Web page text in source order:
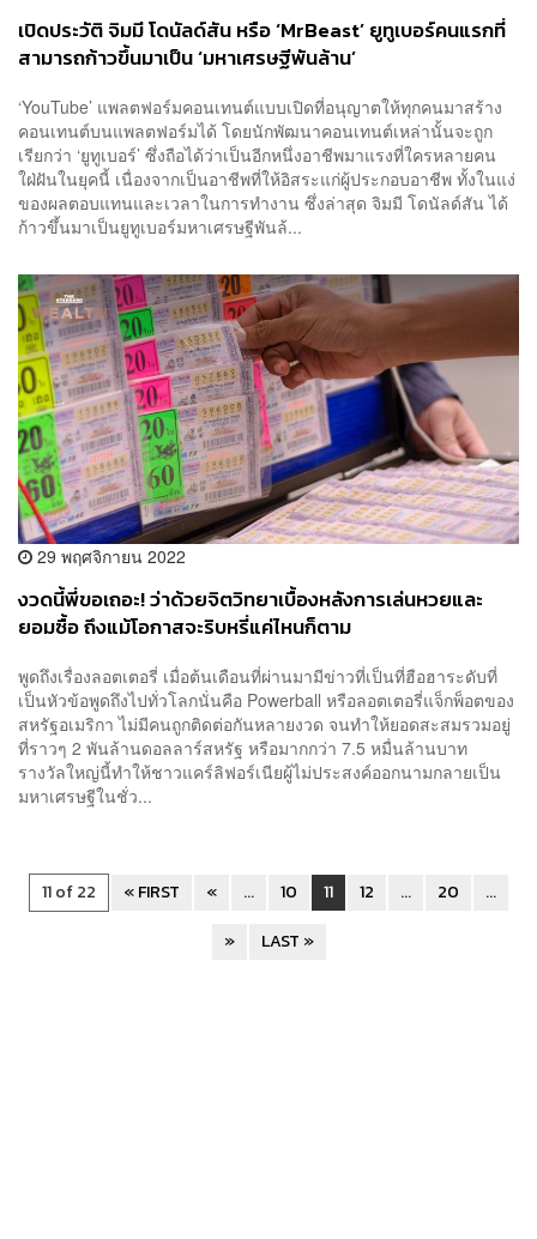
เปิดประวัติ จิมมี โดนัลด์สัน หรือ ‘MrBeast’ ยูทูเบอร์คนแรกที่
สามารถก้าวขึ้นมาเป็น ‘มหาเศรษฐีพันล้าน’
‘YouTube’ แพลตฟอร์มคอนเทนต์แบบเปิดที่อนุญาตให้ทุกคนมาสร้าง
คอนเทนต์บนแพลตฟอร์มได้ โดยนักพัฒนาคอนเทนต์เหล่านั้นจะถูก
เรียกว่า ‘ยูทูเบอร์’ ซึ่งถือได้ว่าเป็นอีกหนึ่งอาชีพมาแรงที่ใครหลายคน
ใฝ่ฝันในยุคนี้ เนื่องจากเป็นอาชีพที่ให้อิสระแก่ผู้ประกอบอาชีพ ทั้งในแง่
ของผลตอบแทนและเวลาในการทำงาน ซึ่งล่าสุด จิมมี โดนัลด์สัน ได้
ก้าวขึ้นมาเป็นยูทูเบอร์มหาเศรษฐีพันล้...
29 พฤศจิกายน 2022
งวดนี้พี่ขอเถอะ! ว่าด้วยจิตวิทยาเบื้องหลังการเล่นหวยและ
ยอมซื้อ ถึงแม้โอกาสจะริบหรี่แค่ไหนก็ตาม
พูดถึงเรื่องลอตเตอรี่ เมื่อต้นเดือนที่ผ่านมามีข่าวที่เป็นที่ฮือฮาระดับที่
เป็นหัวข้อพูดถึงไปทั่วโลกนั่นคือ Powerball หรือลอตเตอรี่แจ็กพ็อตของ
สหรัฐอเมริกา ไม่มีคนถูกติดต่อกันหลายงวด จนทำให้ยอดสะสมรวมอยู่
ที่ราวๆ 2 พันล้านดอลลาร์สหรัฐ หรือมากกว่า 7.5 หมื่นล้านบาท
รางวัลใหญ่นี้ทำให้ชาวแคร์ลิฟอร์เนียผู้ไม่ประสงค์ออกนามกลายเป็น
มหาเศรษฐีในชั่ว...
11 of 22 « FIRST « ... 10 11 12 ... 20
...
»
LAST »